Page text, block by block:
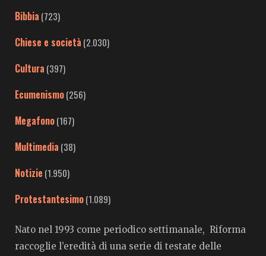
Bibbia (723)
Chiese e società (2.030)
Cultura (397)
Ecumenismo(256)
Megafono(167)
Multimedia (38)
Notizie (1.950)
Protestantesimo(1.089)
Nato nel 1993 come periodico settimanale, Riforma
raccoglie l’eredità di una serie di testate delle